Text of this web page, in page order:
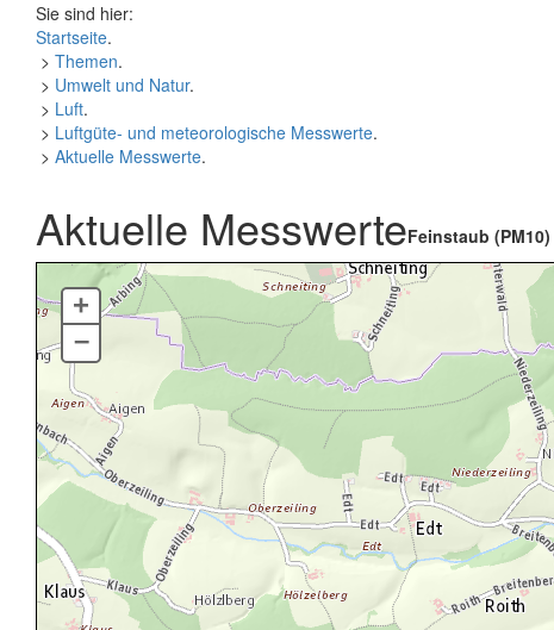
Sie sind hier:
Startseite.
> Themen.
> Umwelt und Natur.
> Luft.
> Luftgüte- und meteorologische Messwerte.
> Aktuelle Messwerte.
Aktuelle MesswerteFeinstaub (PM10)
+
–